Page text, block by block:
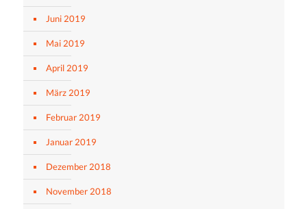
Juni 2019
Mai 2019
April 2019
März 2019
Februar 2019
Januar 2019
Dezember 2018
November 2018